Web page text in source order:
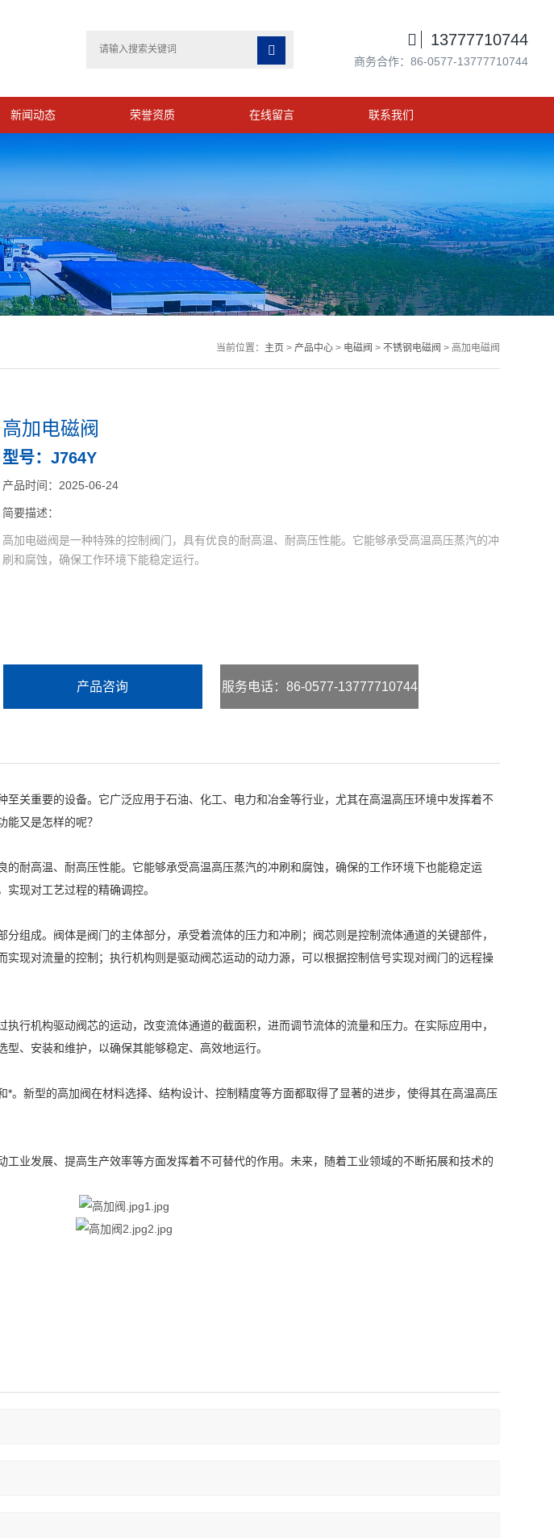

 13777710744
商务合作：86-0577-13777710744
新闻动态 荣誉资质 在线留言 联系我们
当前位置： 主页 > 产品中心> 电磁阀 > 不锈钢电磁阀 > 高加电磁阀
高加电磁阀
型号：J764Y
产品时间：2025-06-24
简要描述：
高加电磁阀是一种特殊的控制阀门，具有优良的耐高温、耐高压性能。它能够承受高温高压蒸汽的冲
刷和腐蚀，确保工作环境下能稳定运行。
产品咨询 服务电话：86-0577-13777710744
至关重要的设备。它广泛应用于石油、化工、电力和冶金等行业，尤其在高温高压环境中发挥着不
又是怎样的呢？
的耐高温、耐高压性能。它能够承受高温高压蒸汽的冲刷和腐蚀，确保的工作环境下也能稳定运
现对工艺过程的精确调控。
组成。阀体是阀门的主体部分，承受着流体的压力和冲刷；阀芯则是控制流体通道的关键部件，
实现对流量的控制；执行机构则是驱动阀芯运动的动力源，可以根据控制信号实现对阀门的远程操
行机构驱动阀芯的运动，改变流体通道的截面积，进而调节流体的流量和压力。在实际应用中，
、安装和维护，以确保其能够稳定、高效地运行。
*。新型的高加阀在材料选择、结构设计、控制精度等方面都取得了显著的进步，使得其在高温高压
业发展、提高生产效率等方面发挥着不可替代的作用。未来，随着工业领域的不断拓展和技术的